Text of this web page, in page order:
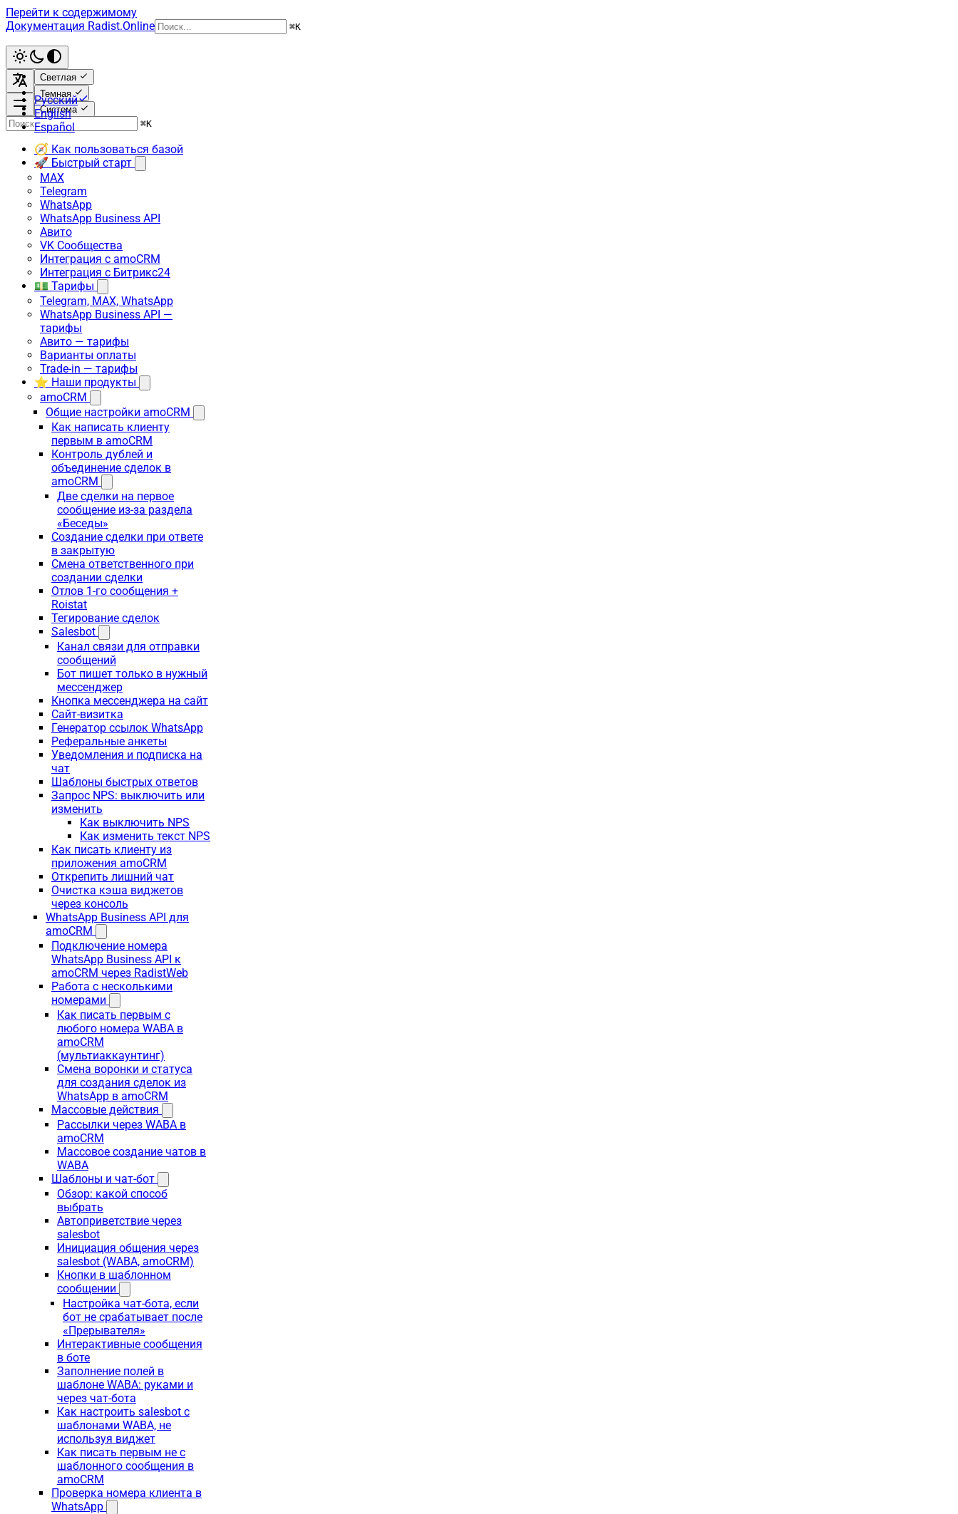
Перейти к содержимому
Документация Radist.Online
⌘K
Светлая
Темная
Система
Русский
English
Español
⌘K
🧭 Как пользоваться базой
🚀 Быстрый старт
MAX
Telegram
WhatsApp
WhatsApp Business API
Авито
VK Сообщества
Интеграция с amoCRM
Интеграция с Битрикс24
💵 Тарифы
Telegram, MAX, WhatsApp
WhatsApp Business API —
тарифы
Авито — тарифы
Варианты оплаты
Trade-in — тарифы
⭐ Наши продукты
amoCRM
Общие настройки amoCRM
Как написать клиенту
первым в amoCRM
Контроль дублей и
объединение сделок в
amoCRM
Две сделки на первое
сообщение из-за раздела
«Беседы»
Создание сделки при ответе
в закрытую
Смена ответственного при
создании сделки
Отлов 1-го сообщения +
Roistat
Тегирование сделок
Salesbot
Канал связи для отправки
сообщений
Бот пишет только в нужный
мессенджер
Кнопка мессенджера на сайт
Сайт-визитка
Генератор ссылок WhatsApp
Реферальные анкеты
Уведомления и подписка на
чат
Шаблоны быстрых ответов
Запрос NPS: выключить или
изменить
Как выключить NPS
Как изменить текст NPS
Как писать клиенту из
приложения amoCRM
Открепить лишний чат
Очистка кэша виджетов
через консоль
WhatsApp Business API для
amoCRM
Подключение номера
WhatsApp Business API к
amoCRM через RadistWeb
Работа с несколькими
номерами
Как писать первым с
любого номера WABA в
amoCRM
(мультиаккаунтинг)
Смена воронки и статуса
для создания сделок из
WhatsApp в amoCRM
Массовые действия
Рассылки через WABA в
amoCRM
Массовое создание чатов в
WABA
Шаблоны и чат-бот
Обзор: какой способ
выбрать
Автоприветствие через
salesbot
Инициация общения через
salesbot (WABA, amoCRM)
Кнопки в шаблонном
сообщении
Настройка чат-бота, если
бот не срабатывает после
«Прерывателя»
Интерактивные сообщения
в боте
Заполнение полей в
шаблоне WABA: руками и
через чат-бота
Как настроить salesbot с
шаблонами WABA, не
используя виджет
Как писать первым не с
шаблонного сообщения в
amoCRM
Проверка номера клиента в
WhatsApp